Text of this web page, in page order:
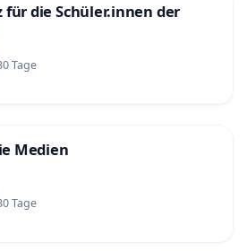
für die Schüler.innen der
Tage
Medien
Tage